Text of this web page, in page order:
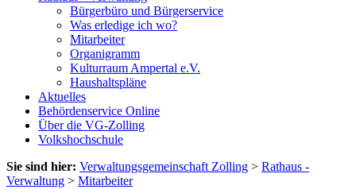
Bürgerbüro und Bürgerservice
Was erledige ich wo?
Mitarbeiter
Organigramm
Kulturraum Ampertal e.V.
Haushaltspläne
Aktuelles
Behördenservice Online
Über die VG-Zolling
Volkshochschule
Sie sind hier: Verwaltungsgemeinschaft Zolling > Rathaus -
Verwaltung > Mitarbeiter